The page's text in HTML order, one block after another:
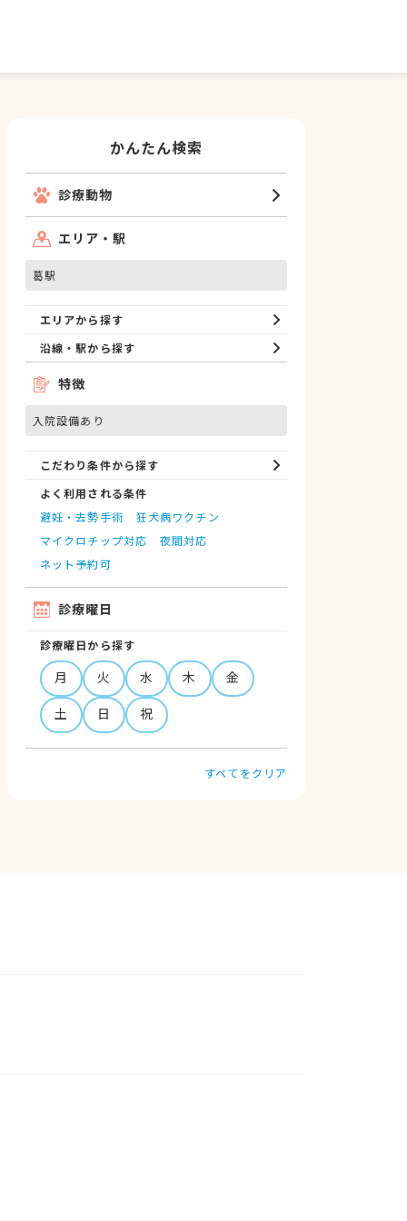
かんたん検索
診療動物
エリア・駅
葛駅
エリアから探す
沿線・駅から探す
特徴
入院設備あり
こだわり条件から探す
よく利用される条件
避妊・去勢手術
狂犬病ワクチン
マイクロチップ対応
夜間対応
ネット予約可
診療曜日
診療曜日から探す
月 火 水 木
金
土
日 祝
すべてをクリア